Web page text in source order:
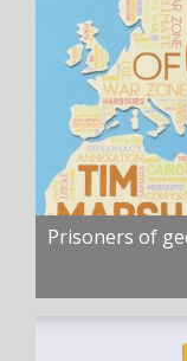
Prisoners of